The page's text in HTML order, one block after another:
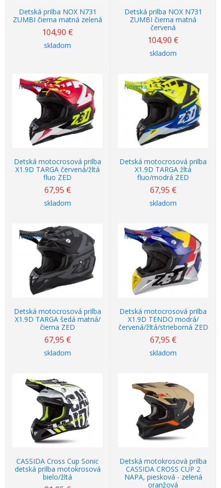
Detská prilba NOX N731
ZUMBI čierna matná zelená
104,90 €
skladom
Detská prilba NOX N731
ZUMBI čierna matná
červená
104,90 €
skladom
Novinka
Detská motocrosová prilba
X1.9D TARGA červená/žltá
fluo ZED
67,95 €
skladom
Novinka
Detská motocrosová prilba
X1.9D TARGA žltá
fluo/modrá ZED
67,95 €
skladom
Novinka
Detská motocrosová prilba
X1.9D TARGA šedá matná/
čierna ZED
67,95 €
skladom
Novinka
Detská motocrosová prilba
X1.9D TENDO modrá/
červená/žltá/strieborná ZED
67,95 €
skladom
CASSIDA Cross Cup Sonic
detská prilba motokrosová
bielo/žltá
Detská motokrosová prilba
CASSIDA CROSS CUP 2
NAPA, piesková - zelená
oranžová